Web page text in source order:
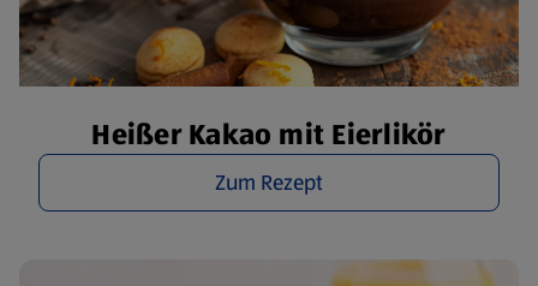
Heißer Kakao mit Eierlikör
Zum Rezept